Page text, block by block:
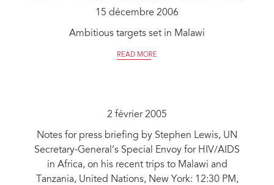
15 décembre 2006
Ambitious targets set in Malawi
READ MORE
2 février 2005
Notes for press briefing by Stephen Lewis, UN
Secretary-General’s Special Envoy for HIV/AIDS
in Africa, on his recent trips to Malawi and
Tanzania, United Nations, New York: 12:30 PM,